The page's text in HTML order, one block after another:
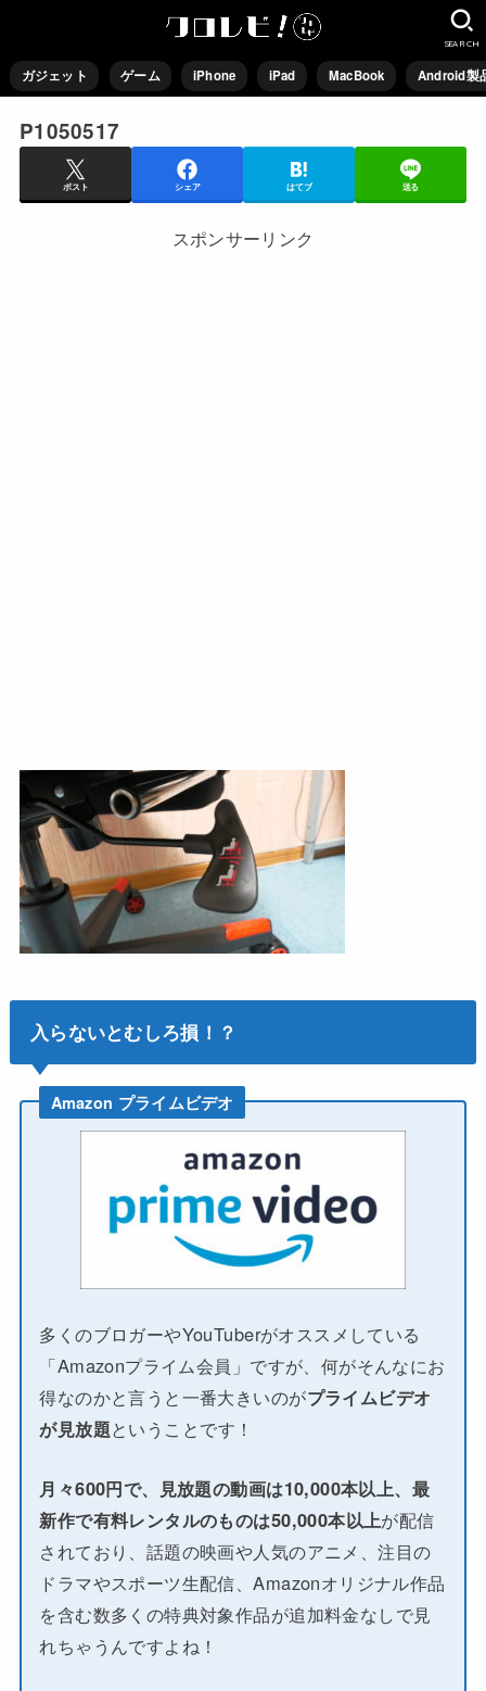
ガジェット ゲーム iPhone iPad MacBook Android製
SEARCH
P1050517
ポスト シェア はてブ 送る
スポンサーリンク
入らないとむしろ損！？
Amazon プライムビデオ
多くのブロガーやYouTuberがオススメしている
「Amazonプライム会員」ですが、何がそんなにお
得なのかと言うと一番大きいのがプライムビデオ
が見放題ということです！
月々600円で、見放題の動画は10,000本以上、最
新作で有料レンタルのものは50,000本以上が配信
されており、話題の映画や人気のアニメ、注目の
ドラマやスポーツ生配信、Amazonオリジナル作品
を含む数多くの特典対象作品が追加料金なしで見
れちゃうんですよね！